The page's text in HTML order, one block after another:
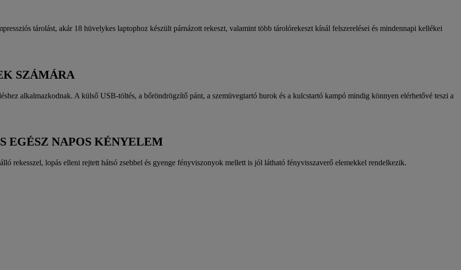
tárolást, akár 18 hüvelykes laptophoz készült párnázott rekeszt, valamint több tárolórekeszt kínál felszerelései és mindennapi kellékei
SZÁMÁRA
alkalmazkodnak. A külső USB-töltés, a bőröndrögzítő pánt, a szemüvegtartó hurok és a kulcstartó kampó mindig könnyen elérhetővé teszi a
EGÉSZ NAPOS KÉNYELEM
rekesszel, lopás elleni rejtett hátsó zsebbel és gyenge fényviszonyok mellett is jól látható fényvisszaverő elemekkel rendelkezik.